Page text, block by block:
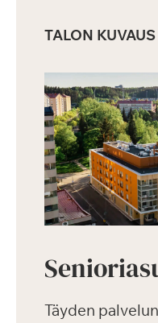
TALON KUVAUS
Täyden